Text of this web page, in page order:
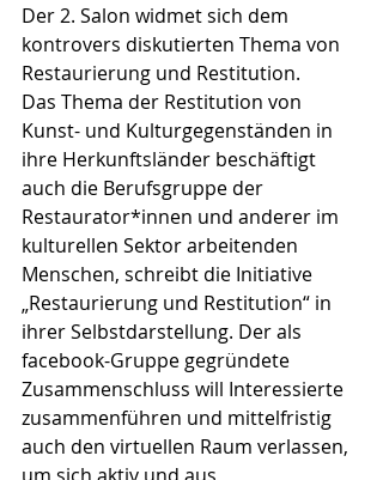
Der 2. Salon widmet sich dem
kontrovers diskutierten Thema von
Restaurierung und Restitution.
Das Thema der Restitution von
Kunst- und Kulturgegenständen in
ihre Herkunftsländer beschäftigt
auch die Berufsgruppe der
Restaurator*innen und anderer im
kulturellen Sektor arbeitenden
Menschen, schreibt die Initiative
„Restaurierung und Restitution“ in
ihrer Selbstdarstellung. Der als
facebook-Gruppe gegründete
Zusammenschluss will Interessierte
zusammenführen und mittelfristig
auch den virtuellen Raum verlassen,
um sich aktiv und aus